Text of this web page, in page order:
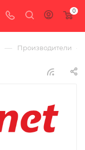
0
— Производители —